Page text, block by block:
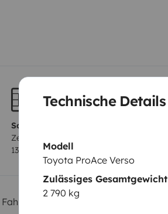
Technische Details
Modell
Toyota ProAce Verso
Zulässiges Gesamtgewicht
2 790 kg
Schlafplatz 1
Zentralbett
130x190 cm
Fahrradträger